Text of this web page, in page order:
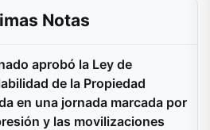
Notas
aprobó la Ley de
de la Propiedad
en una jornada marcada por
y las movilizaciones